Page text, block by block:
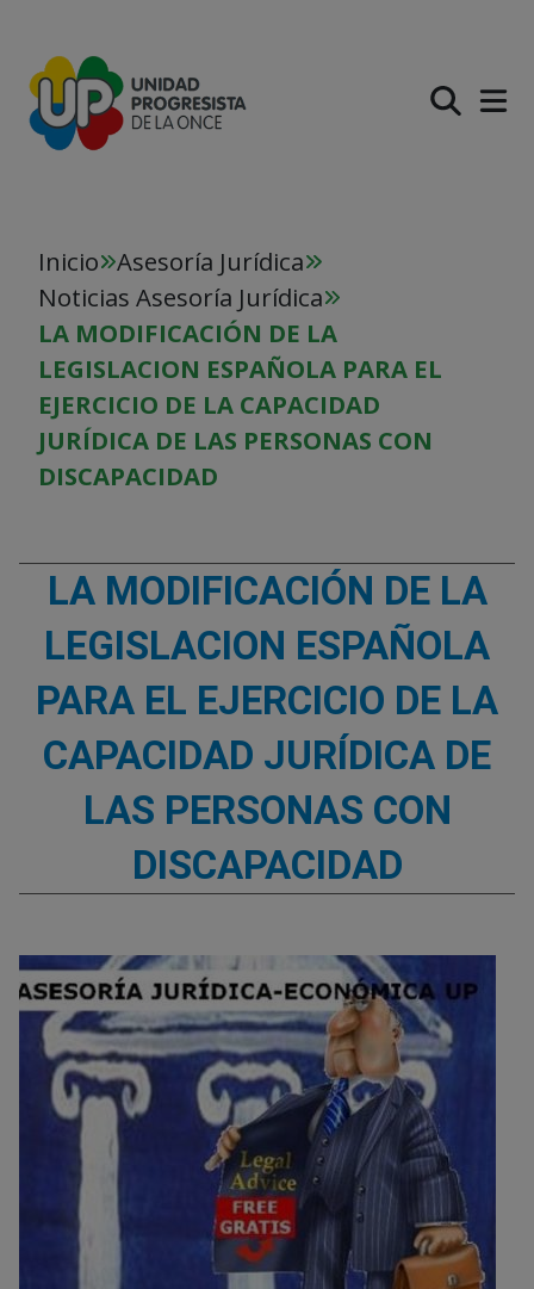
Inicio Asesoría Jurídica
Noticias Asesoría Jurídica
LA MODIFICACIÓN DE LA
LEGISLACION ESPAÑOLA PARA EL
EJERCICIO DE LA CAPACIDAD
JURÍDICA DE LAS PERSONAS CON
DISCAPACIDAD
LA MODIFICACIÓN DE LA
LEGISLACION ESPAÑOLA
PARA EL EJERCICIO DE LA
CAPACIDAD JURÍDICA DE
LAS PERSONAS CON
DISCAPACIDAD